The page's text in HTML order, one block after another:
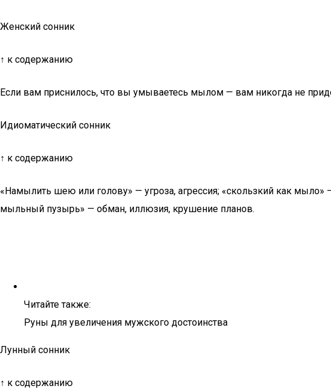
Женский сонник
↑ к содержанию
Если вам приснилось, что вы умываетесь мылом — вам никогда не
Идиоматический сонник
↑ к содержанию
«Намылить шею или голову» — угроза, агрессия; «скользкий как мыло»
мыльный пузырь» — обман, иллюзия, крушение планов.
Читайте также:
Руны для увеличения мужского достоинства
Лунный сонник
↑ к содержанию